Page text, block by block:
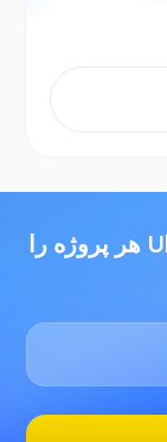
همین امروز شروع کنید، با UltaHost هر پروژه را